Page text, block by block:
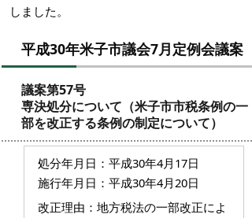
しました。
平成30年米子市議会7月定例会議案
議案第57号
専決処分について（米子市市税条例の一
部を改正する条例の制定について）
処分年月日：平成30年4月17日
施行年月日：平成30年4月20日
改正理由：地方税法の一部改正によ